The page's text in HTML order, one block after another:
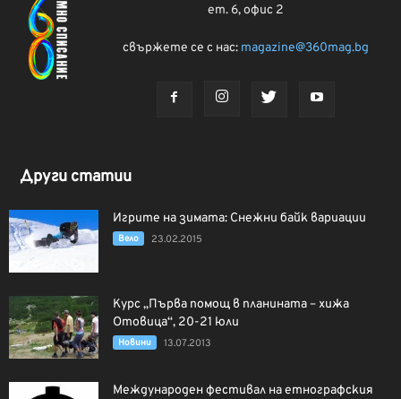
ет. 6, офис 2
свържете се с нас: magazine@360mag.bg
Други статии
Игрите на зимата: Снежни байк вариации
Вело 23.02.2015
Курс „Първа помощ в планината – хижа
Отовица“, 20-21 юли
Новини 13.07.2013
Международен фестивал на етнографския